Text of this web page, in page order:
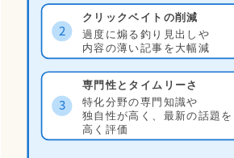
2
クリックベイトの削減
過度に煽る釣り見出しや
内容の薄い記事を大幅減
3
専門性とタイムリーさ
特化分野の専門知識や
独自性が高く、最新の話題を
高く評価